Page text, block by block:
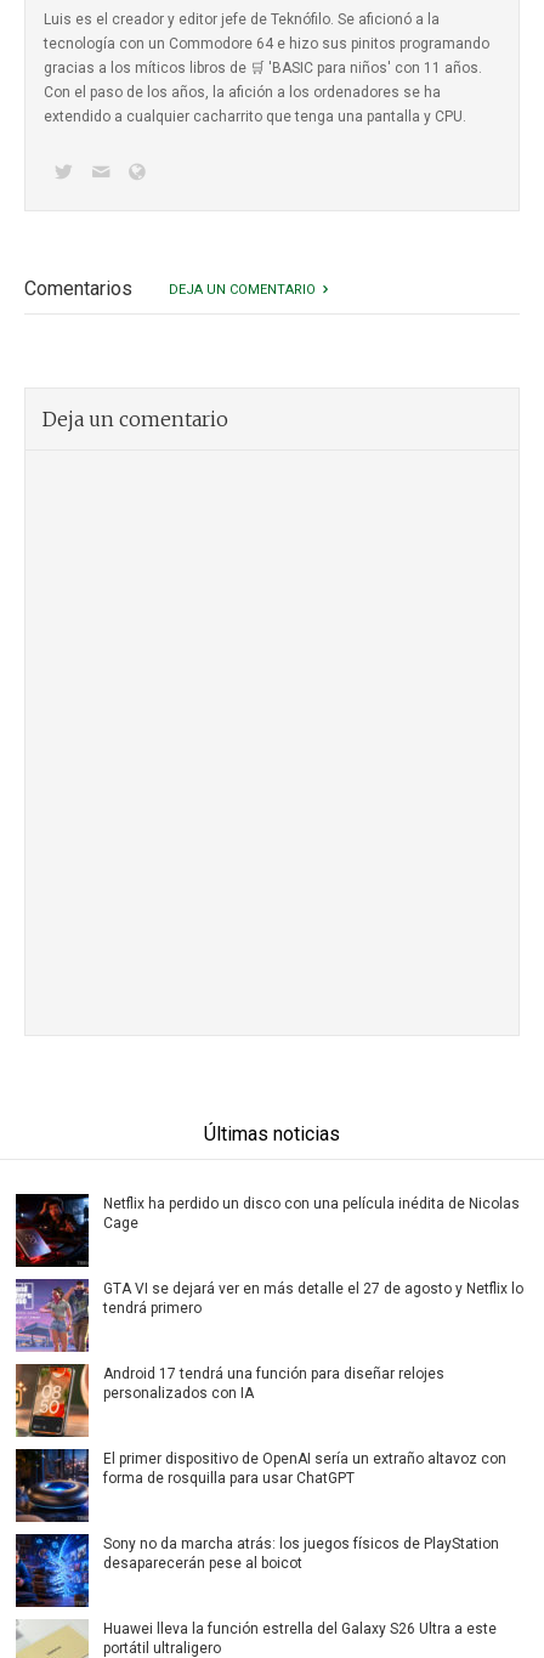
Luis es el creador y editor jefe de Teknófilo. Se aficionó a la
tecnología con un Commodore 64 e hizo sus pinitos programando
gracias a los míticos libros de 🛒 'BASIC para niños' con 11 años.
Con el paso de los años, la afición a los ordenadores se ha
extendido a cualquier cacharrito que tenga una pantalla y CPU.
Comentarios DEJA UN COMENTARIO
Deja un comentario
Últimas noticias
Netflix ha perdido un disco con una película inédita de Nicolas
Cage
GTA VI se dejará ver en más detalle el 27 de agosto y Netflix lo
tendrá primero
Android 17 tendrá una función para diseñar relojes
personalizados con IA
El primer dispositivo de OpenAI sería un extraño altavoz con
forma de rosquilla para usar ChatGPT
Sony no da marcha atrás: los juegos físicos de PlayStation
desaparecerán pese al boicot
Huawei lleva la función estrella del Galaxy S26 Ultra a este
portátil ultraligero